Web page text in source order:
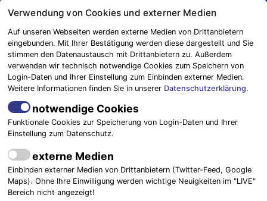
Springe
Inhalt
Blaulichtreport
Elbe-Elster
Feuerwehr – Kreisausbildung: Die
harte Arbeit wurde belohnt
29. November 2016 -Einsätze
der Feuerwehr
– Einsatzkräfte
Verwendung von Cookies und externer Medien
Auf unseren Webseiten werden externe Medien von Drittanbietern
eingebunden. Mit Ihrer Bestätigung werden diese dargestellt und Sie
stimmen den Datenaustausch mit Drittanbietern zu. Außerdem
verwenden wir technisch notwendige Cookies zum Speichern von
Login-Daten und Ihrer Einstellung zum Einbinden externer Medien.
Weitere Informationen finden Sie in unserer Datenschutzerklärung.
notwendige Cookies
Funktionale Cookies zur Speicherung von Login-Daten und Ihrer
Einstellung zum Datenschutz.
externe Medien
Einbinden externer Medien von Drittanbietern (Twitter-Feed, Google
Maps). Ohne Ihre Einwilligung werden wichtige Neuigkeiten im "LIVE"
Bereich nicht angezeigt!